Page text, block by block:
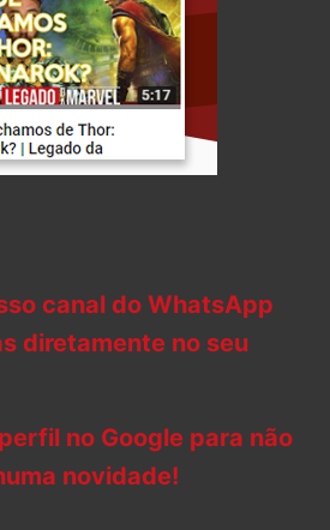
canal do WhatsApp
diretamente no seu
no Google para não
novidade!